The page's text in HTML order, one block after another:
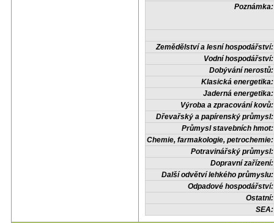
Poznámka:
Zemědělství a lesní hospodářství:
Vodní hospodářství:
Dobývání nerostů:
Klasická energetika:
Jaderná energetika:
Výroba a zpracování kovů:
Dřevařský a papírenský průmysl:
Průmysl stavebních hmot:
Chemie, farmakologie, petrochemie:
Potravinářský průmysl:
Dopravní zařízení:
Další odvětví lehkého průmyslu:
Odpadové hospodářství:
Ostatní:
SEA: